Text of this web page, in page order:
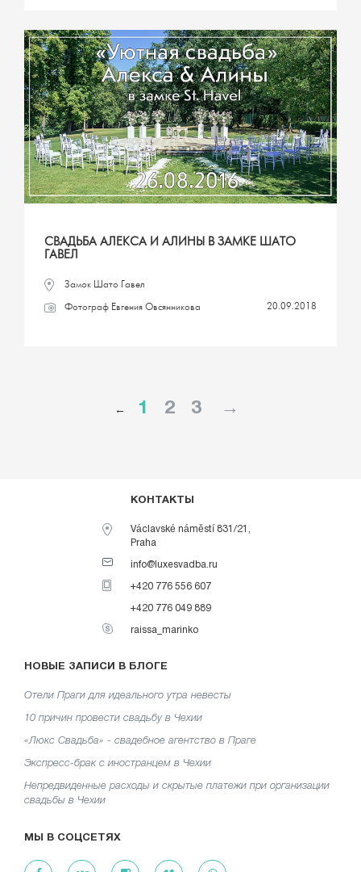
СВАДЬБА АЛЕКСА И АЛИНЫ В ЗАМКЕ ШАТО
ГАВЕЛ
Замок Шато Гавел
Фотограф Евгения Овсянникова 20.09.2018
← 1 2 3 →
КОНТАКТЫ
Václavské náměstí 831/21,
Praha
info@luxesvadba.ru
+420 776 556 607
+420 776 049 889
raissa_marinko
НОВЫЕ ЗАПИСИ В БЛОГЕ
Отели Праги для идеального утра невесты
10 причин провести свадьбу в Чехии
«Люкс Свадьба» - свадебное агентство в Праге
Экспресс-брак с иностранцем в Чехии
Непредвиденные расходы и скрытые платежи при организации
свадьбы в Чехии
МЫ В СОЦСЕТЯХ